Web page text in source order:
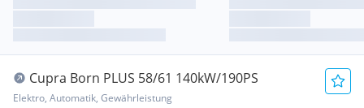
Cupra Born PLUS 58/61 140kW/190PS
Elektro, Automatik, Gewährleistung